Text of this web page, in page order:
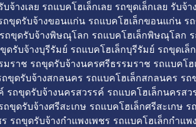
จ้างเลย รถแบคโฮเล็กเลย รถขุดเล็กเลย รับจ้
ขุดรับจ้างขอนแก่น รถแบคโฮเล็กขอนแก่น
ถขุดรับจ้างพิษณุโลก รถแบคโฮเล็กพิษณุโลก
ดรับจ้างบุรีรัมย์ รถแบคโฮเล็กบุรีรัมย์ รถขุดเ
มราช รถขุดรับจ้างนครศรีธรรมราช รถแบคโ
ขุดรับจ้างสกลนคร รถแบคโฮเล็กสกลนคร ร
รถขุดรับจ้างนครสวรรค์ รถแบคโฮเล็กนครส
ถขุดรับจ้างศรีสะเกษ รถแบคโฮเล็กศรีสะเกษ
รถขุดรับจ้างกำแพงเพชร รถแบคโฮเล็กกำแ